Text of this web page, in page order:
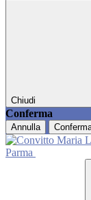
Chiudi
Conferma
Annulla
Parma